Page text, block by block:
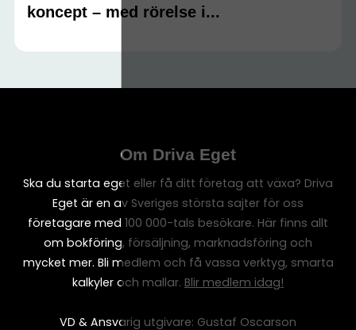
koncept – med rörelse i...
Om Driva Eget
Ska du starta eget eller få ditt företag att växa? Driva
Eget är en av Sveriges största sajter för oss
företagare med 100 000-tals besökare. Här finns allt
om bokföring, försäljning, marknadsföring och
mycket mer. Bli medlem och få vassa verktyg, smarta
kalkyler och mallar. Blir medlem idag!
VD & Ansvarig utgivare: Gustaf Oscarson